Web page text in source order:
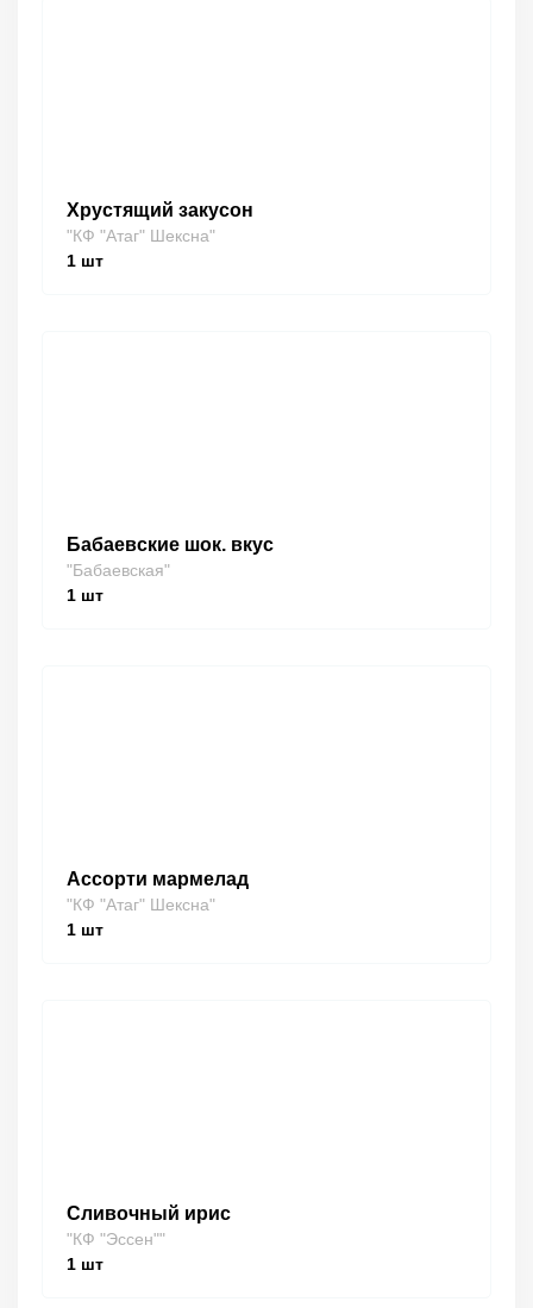
Хрустящий закусон
"КФ "Атаг" Шексна"
1 шт
Бабаевские шок. вкус
"Бабаевская"
1 шт
Ассорти мармелад
"КФ "Атаг" Шексна"
1 шт
Сливочный ирис
"КФ "Эссен""
1 шт